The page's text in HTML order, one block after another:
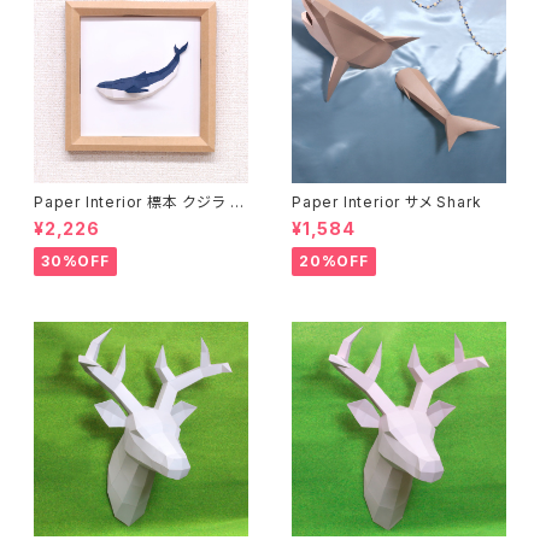
Paper Interior 標本 クジラ s
pecimen whale
¥2,226
30%OFF
Paper Interior サメ Shark
¥1,584
20%OFF